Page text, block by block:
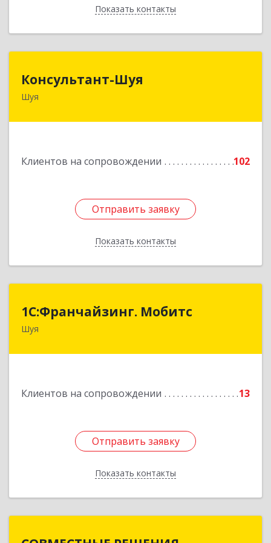
Показать контакты
Назад
Консультант-Шуя
Шуя
Клиентов на сопровождении 102
Отправить заявку
Показать контакты
155900, Ивановская обл, Шуя г, Свердлова ул,
Отправить заявку
Назад
1С:Франчайзинг. Мобитс
Шуя
Клиентов на сопровождении 13
Отправить заявку
Показать контакты
1С:Франчайзинг. Мобитс
Отправить заявку
Назад